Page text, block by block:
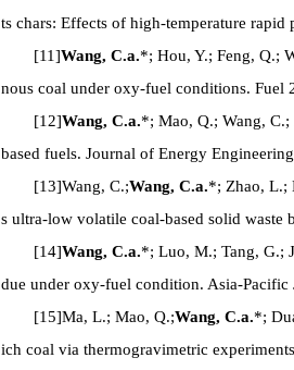
ts chars: Effects of high-temperature
[11]Wang, C.a.*; Hou, Y.; Feng, Q.;
nous coal under oxy-fuel conditions. Fuel
[12]Wang, C.a.*; Mao, Q.; Wang,
based fuels. Journal of Energy
[13]Wang, C.;Wang, C.a.*; Zhao, L.;
s ultra-low volatile coal-based solid waste
[14]Wang, C.a.*; Luo, M.; Tang, G.;
due under oxy-fuel condition. Asia-
[15]Ma, L.; Mao, Q.;Wang, C.a.*;
ich coal via thermogravimetric